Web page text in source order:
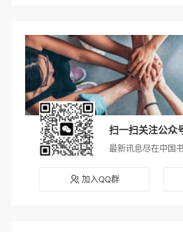
扫一扫关注公众
最新讯息尽在中国
加入QQ群